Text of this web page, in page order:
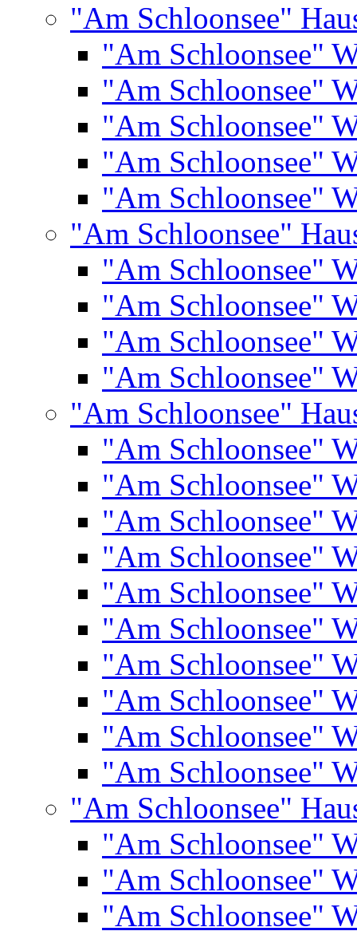
"Am Schloonsee"
"Am Schloonsee"
"Am Schloonsee"
"Am Schloonsee"
"Am Schloonsee"
"Am Schloonsee"
"Am Schloonsee"
"Am Schloonsee"
"Am Schloonsee"
"Am Schloonsee"
"Am Schloonsee"
"Am Schloonsee"
"Am Schloonsee"
"Am Schloonsee"
"Am Schloonsee"
"Am Schloonsee"
"Am Schloonsee"
"Am Schloonsee"
"Am Schloonsee"
"Am Schloonsee"
"Am Schloonsee"
"Am Schloonsee"
"Am Schloonsee"
"Am Schloonsee"
"Am Schloonsee"
"Am Schloonsee"